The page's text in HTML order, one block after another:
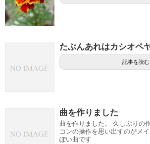
たぶんあれはカシオペ
記事を読む
曲を作りました
曲を作りました。 久しぶりの
コンの操作を思い出すのがメ
ぽい曲です